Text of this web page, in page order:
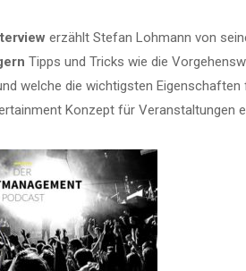
erzählt Stefan Lohmann von
Tipps und Tricks wie die
welche die wichtigsten
Konzept für Veranstaltungen